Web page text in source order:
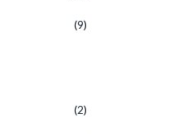
(9)
(2)